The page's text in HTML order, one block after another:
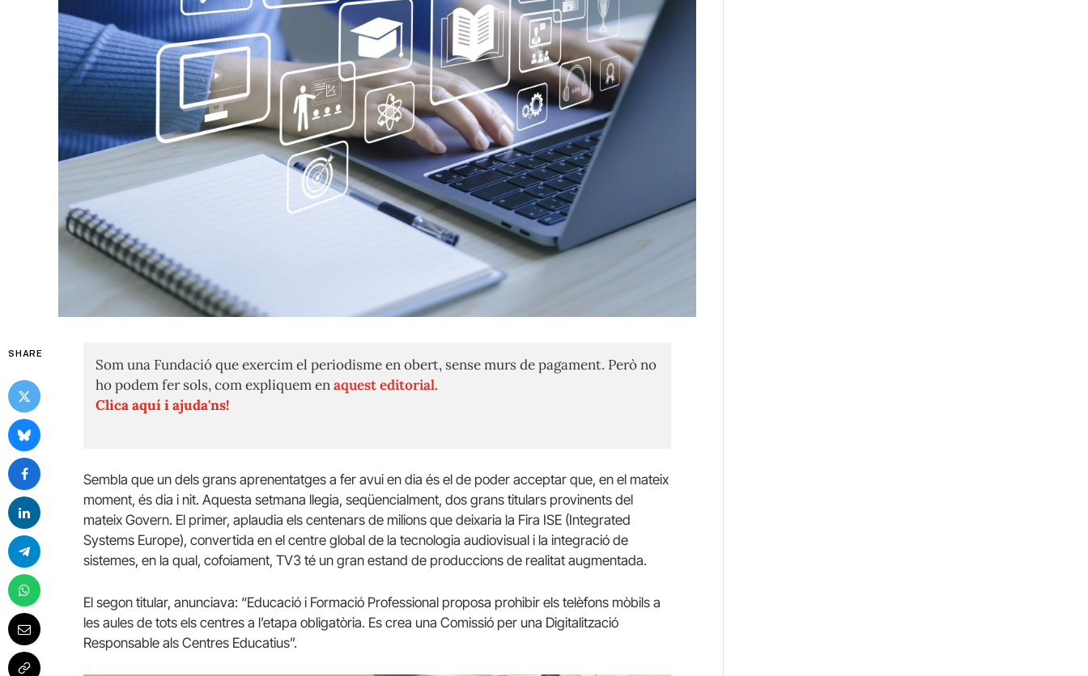
SHARE
Som una Fundació que exercim el periodisme en obert, sense murs de pagament. Però no
ho podem fer sols, com expliquem enaquest editorial.
Clica aquí i ajuda'ns!
Sembla que un dels grans aprenentatges a fer avui en dia és el de poder acceptar que, en el mateix
moment, és dia i nit. Aquesta setmana llegia, seqüencialment, dos grans titulars provinents del
mateix Govern. El primer, aplaudia els centenars de milions que deixaria la Fira ISE (Integrated
Systems Europe), convertida en el centre global de la tecnologia audiovisual i la integració de
sistemes, en la qual, cofoiament, TV3 té un gran estand de produccions de realitat augmentada.
El segon titular, anunciava: “Educació i Formació Professional proposa prohibir els telèfons mòbils a
les aules de tots els centres a l’etapa obligatòria. Es crea una Comissió per una Digitalització
Responsable als Centres Educatius”.